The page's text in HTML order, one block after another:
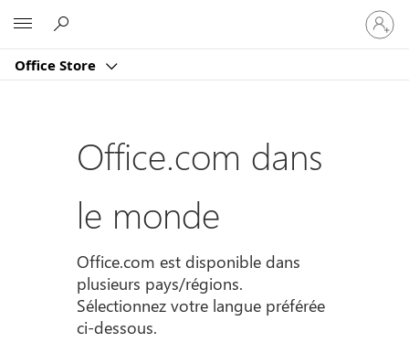
Office Store
vous
à
compte
Office.com dans
le monde
Office.com est disponible dans
plusieurs pays/régions.
Sélectionnez votre langue préférée
ci-dessous.